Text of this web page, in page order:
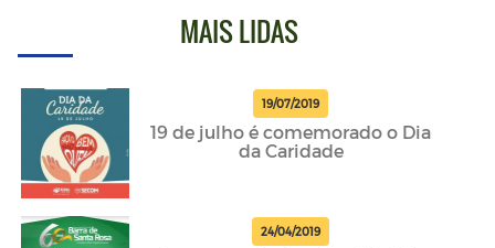
MAIS LIDAS
19/07/2019
19 de julho é comemorado o Dia
da Caridade
24/04/2019